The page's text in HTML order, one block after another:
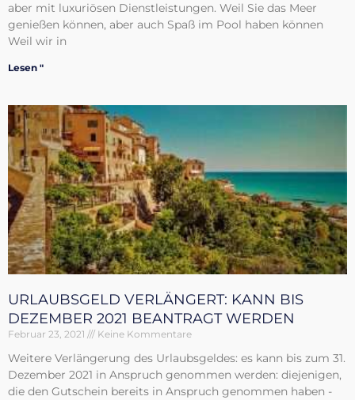
aber mit luxuriösen Dienstleistungen. Weil Sie das Meer
genießen können, aber auch Spaß im Pool haben können
Weil wir in
Lesen "
URLAUBSGELD VERLÄNGERT: KANN BIS
DEZEMBER 2021 BEANTRAGT WERDEN
Februar 23, 2021 Keine Kommentare
Weitere Verlängerung des Urlaubsgeldes: es kann bis zum 31.
Dezember 2021 in Anspruch genommen werden: diejenigen,
die den Gutschein bereits in Anspruch genommen haben -